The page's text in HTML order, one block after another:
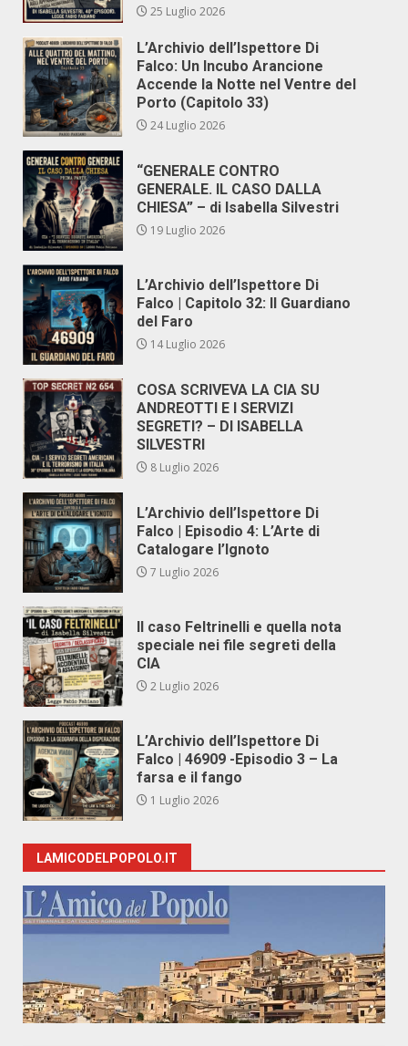
25 Luglio 2026
L’Archivio dell’Ispettore Di
Falco: Un Incubo Arancione
Accende la Notte nel Ventre del
Porto (Capitolo 33)
24 Luglio 2026
“GENERALE CONTRO
GENERALE. IL CASO DALLA
CHIESA” – di Isabella Silvestri
19 Luglio 2026
L’Archivio dell’Ispettore Di
Falco | Capitolo 32: Il Guardiano
del Faro
14 Luglio 2026
COSA SCRIVEVA LA CIA SU
ANDREOTTI E I SERVIZI
SEGRETI? – DI ISABELLA
SILVESTRI
8 Luglio 2026
L’Archivio dell’Ispettore Di
Falco | Episodio 4: L’Arte di
Catalogare l’Ignoto
7 Luglio 2026
Il caso Feltrinelli e quella nota
speciale nei file segreti della
CIA
2 Luglio 2026
L’Archivio dell’Ispettore Di
Falco | 46909 -Episodio 3 – La
farsa e il fango
1 Luglio 2026
LAMICODELPOPOLO.IT